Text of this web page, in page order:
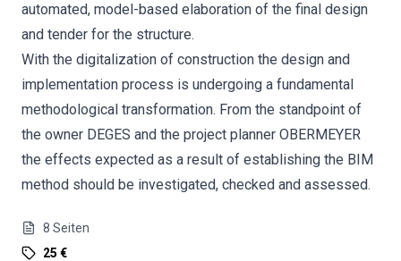
automated, model-based elaboration of the final design
and tender for the structure.
With the digitalization of construction the design and
implementation process is undergoing a fundamental
methodological transformation. From the standpoint of
the owner DEGES and the project planner OBERMEYER
the effects expected as a result of establishing the BIM
method should be investigated, checked and assessed.
8 Seiten
25 €